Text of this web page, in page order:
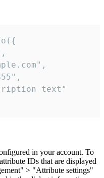
text"
in your account. To
IDs that are displayed
> "Attribute settings"